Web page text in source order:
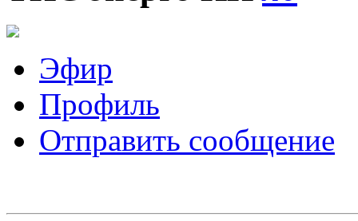
Эфир
Профиль
Отправить сообщение